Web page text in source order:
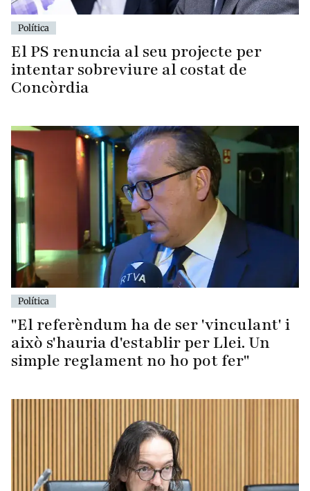
Política
El PS renuncia al seu projecte per
intentar sobreviure al costat de
Concòrdia
Política
"El referèndum ha de ser 'vinculant' i
això s'hauria d'establir per Llei. Un
simple reglament no ho pot fer"